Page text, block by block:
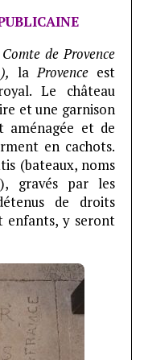
Comte de Provence
laProvenceest
Le château
et une garnison
aménagée et de
en cachots.
(bateaux, noms
gravés par les
de droits
enfants, y seront